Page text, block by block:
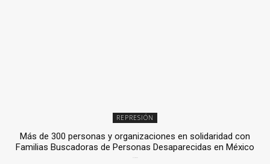
REPRESIÓN
Más de 300 personas y organizaciones en solidaridad con
Familias Buscadoras de Personas Desaparecidas en México